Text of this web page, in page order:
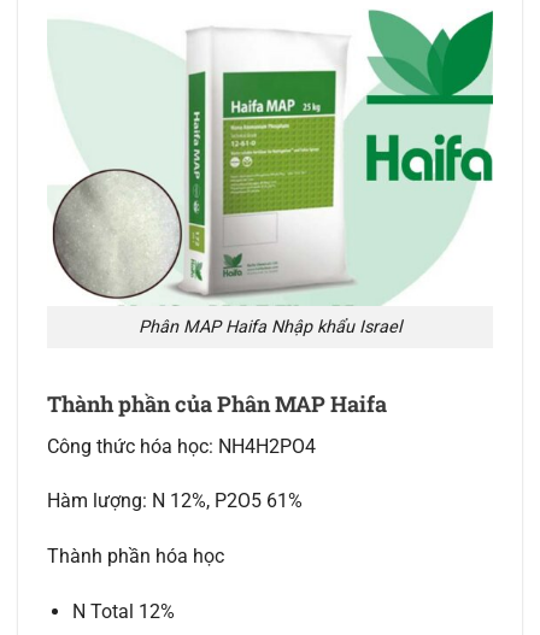
Phân MAP Haifa Nhập khẩu Israel
Thành phần của Phân MAP Haifa
Công thức hóa học: NH4H2PO4
Hàm lượng: N 12%, P2O5 61%
Thành phần hóa học
N Total 12%